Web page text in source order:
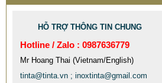
HỖ TRỢ THÔNG TIN CHUNG
Hotline / Zalo : 0987636779
Mr Hoang Thai (Vietnam/English)
tinta@tinta.vn ; inoxtinta@gmail.com